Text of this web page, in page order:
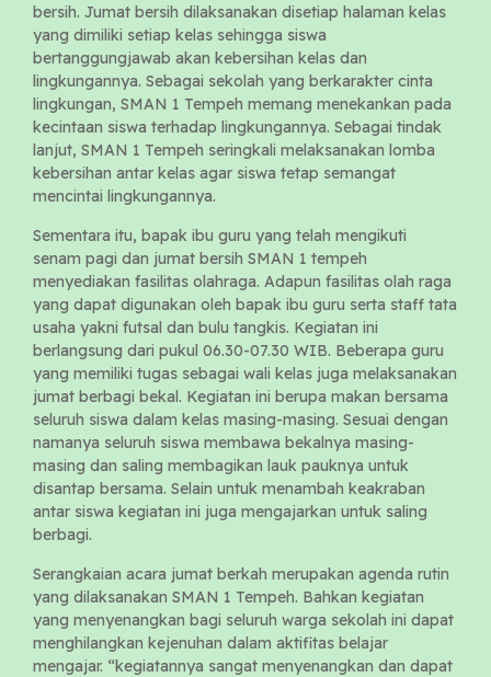
bersih. Jumat bersih dilaksanakan disetiap halaman kelas
yang dimiliki setiap kelas sehingga siswa
bertanggungjawab akan kebersihan kelas dan
lingkungannya. Sebagai sekolah yang berkarakter cinta
lingkungan, SMAN 1 Tempeh memang menekankan pada
kecintaan siswa terhadap lingkungannya. Sebagai tindak
lanjut, SMAN 1 Tempeh seringkali melaksanakan lomba
kebersihan antar kelas agar siswa tetap semangat
mencintai lingkungannya.
Sementara itu, bapak ibu guru yang telah mengikuti
senam pagi dan jumat bersih SMAN 1 tempeh
menyediakan fasilitas olahraga. Adapun fasilitas olah raga
yang dapat digunakan oleh bapak ibu guru serta staff tata
usaha yakni futsal dan bulu tangkis. Kegiatan ini
berlangsung dari pukul 06.30-07.30 WIB. Beberapa guru
yang memiliki tugas sebagai wali kelas juga melaksanakan
jumat berbagi bekal. Kegiatan ini berupa makan bersama
seluruh siswa dalam kelas masing-masing. Sesuai dengan
namanya seluruh siswa membawa bekalnya masing-
masing dan saling membagikan lauk pauknya untuk
disantap bersama. Selain untuk menambah keakraban
antar siswa kegiatan ini juga mengajarkan untuk saling
berbagi.
Serangkaian acara jumat berkah merupakan agenda rutin
yang dilaksanakan SMAN 1 Tempeh. Bahkan kegiatan
yang menyenangkan bagi seluruh warga sekolah ini dapat
menghilangkan kejenuhan dalam aktifitas belajar
mengajar. “kegiatannya sangat menyenangkan dan dapat